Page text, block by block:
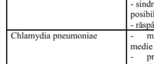
Scrisoare
pentru
SCM